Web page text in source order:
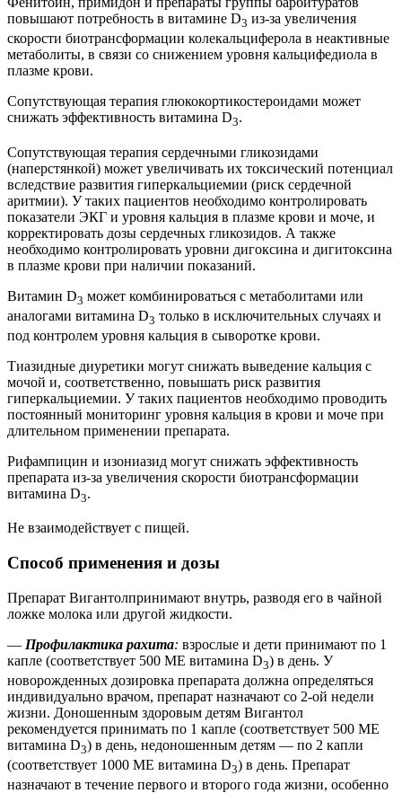
повышают потребность в витамине D3 из-за увеличения
скорости биотрансформации колекальциферола в неактивные
метаболиты, в связи со снижением уровня кальцифедиола в
плазме крови.
Сопутствующая терапия глюкокортикостероидами может
снижать эффективность витамина D3.
Сопутствующая терапия сердечными гликозидами
(наперстянкой) может увеличивать их токсический потенциал
вследствие развития гиперкальциемии (риск сердечной
аритмии). У таких пациентов необходимо контролировать
показатели ЭКГ и уровня кальция в плазме крови и моче, и
корректировать дозы сердечных гликозидов. А также
необходимо контролировать уровни дигоксина и дигитоксина
в плазме крови при наличии показаний.
Витамин D3 может комбинироваться с метаболитами или
аналогами витамина D3 только в исключительных случаях и
под контролем уровня кальция в сыворотке крови.
Тиазидные диуретики могут снижать выведение кальция с
мочой и, соответственно, повышать риск развития
гиперкальциемии. У таких пациентов необходимо проводить
постоянный мониторинг уровня кальция в крови и моче при
длительном применении препарата.
Рифампицин и изониазид могут снижать эффективность
препарата из-за увеличения скорости биотрансформации
витамина D3.
Не взаимодействует с пищей.
Способ применения и дозы
Препарат Вигантолпринимают внутрь, разводя его в чайной
ложке молока или другой жидкости.
— Профилактика рахита: взрослые и дети принимают по 1
капле (соответствует 500 ME витамина D3) в день. У
новорожденных дозировка препарата должна определяться
индивидуально врачом, препарат назначают со 2-ой недели
жизни. Доношенным здоровым детям Вигантол
рекомендуется принимать по 1 капле (соответствует 500 ME
витамина D3) в день, недоношенным детям — по 2 капли
(соответствует 1000 ME витамина D3) в день. Препарат
назначают в течение первого и второго года жизни, особенно